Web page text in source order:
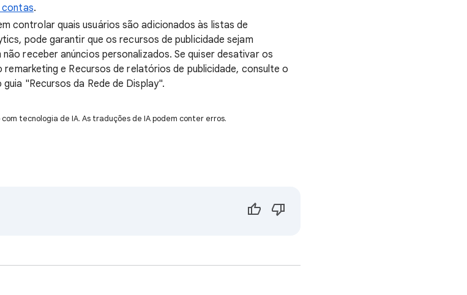
contas.
controlar quais usuários são adicionados às listas de
pode garantir que os recursos de publicidade sejam
receber anúncios personalizados. Se quiser desativar os
remarketing e Recursos de relatórios de publicidade, consulte o
guia "Recursos da Rede de Display".
tecnologia de IA. As traduções de IA podem conter erros.